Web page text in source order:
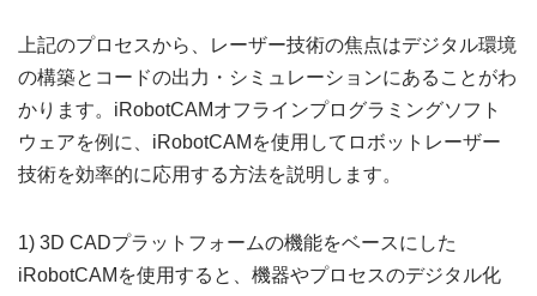
上記のプロセスから、レーザー技術の焦点はデジタル環境
の構築とコードの出力・シミュレーションにあることがわ
かります。iRobotCAMオフラインプログラミングソフト
ウェアを例に、iRobotCAMを使用してロボットレーザー
技術を効率的に応用する方法を説明します。
1) 3D CADプラットフォームの機能をベースにした
iRobotCAMを使用すると、機器やプロセスのデジタル化